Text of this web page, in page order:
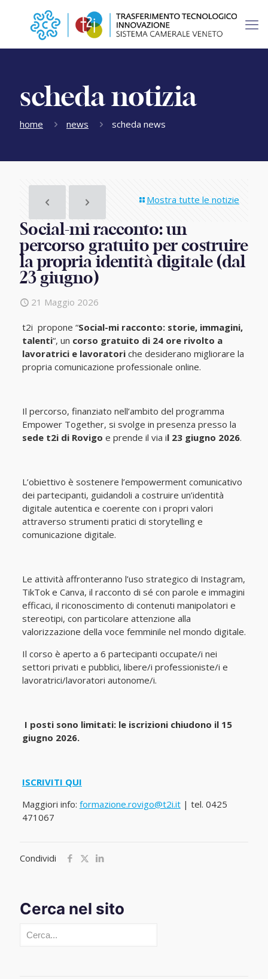
scheda notizia
home news scheda news
Mostra tutte le notizie
Social-mi racconto: un
percorso gratuito per costruire
la propria identità digitale (dal
23 giugno)
21 Maggio 2026
t2i propone “Social-mi racconto: storie, immagini,
talenti“, un corso gratuito di 24 ore rivolto a
lavoratrici e lavoratoriche desiderano migliorare la
propria comunicazione professionale online.
Il percorso, finanziato nell’ambito del programma
Empower Together, si svolge in presenza presso la
sede t2i di Rovigo e prende il via il 23 giugno 2026.
L’obiettivo è sostenere l’empowerment comunicativo
dei partecipanti, guidandoli a costruire un’identità
digitale autentica e coerente con i propri valori
attraverso strumenti pratici di storytelling e
comunicazione digitale.
Le attività affronteranno l’uso strategico di Instagram,
TikTok e Canva, il racconto di sé con parole e immagini
efficaci, il riconoscimento di contenuti manipolatori e
stereotipi, con particolare attenzione alla
valorizzazione della voce femminile nel mondo digitale.
Il corso è aperto a 6 partecipanti occupate/i nei
settori privati e pubblici, libere/i professioniste/i e
lavoratrici/lavoratori autonome/i.
I posti sono limitati: le iscrizioni chiudono il 15
giugno 2026.
ISCRIVITI QUI
Maggiori info: formazione.rovigo@t2i.it| tel. 0425
471067
Condividi
Cerca nel sito
Cerca